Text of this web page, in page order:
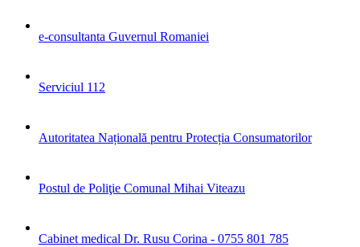
e-consultanta Guvernul Romaniei
Serviciul 112
Autoritatea Națională pentru Protecția Consumatorilor
Postul de Poliţie Comunal Mihai Viteazu
Cabinet medical Dr. Rusu Corina - 0755 801 785